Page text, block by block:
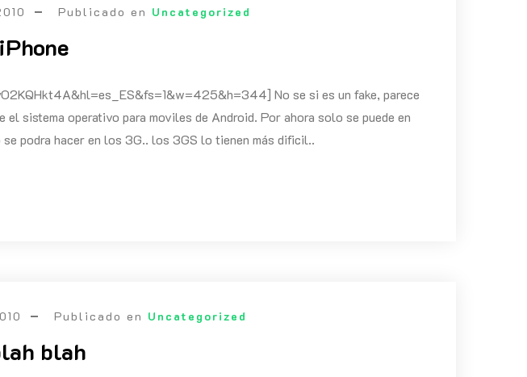
Publicado en Uncategorized
No se si es un fake, parece
sistema operativo para moviles de Android. Por ahora solo se puede en
podra hacer en los 3G.. los 3GS lo tienen más dificil..
Publicado en Uncategorized
blah